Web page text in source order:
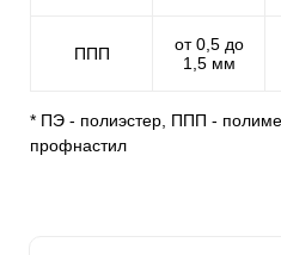
ППП
от 0,5 до
1,5 мм
* ПЭ - полиэстер, ППП -
профнастил